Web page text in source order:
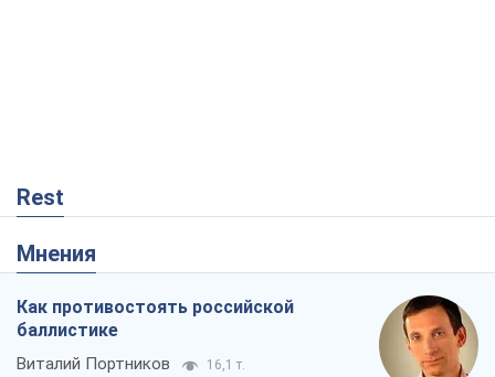
Rest
Мнения
Как противостоять российской
баллистике
Виталий Портников 16,1 т.